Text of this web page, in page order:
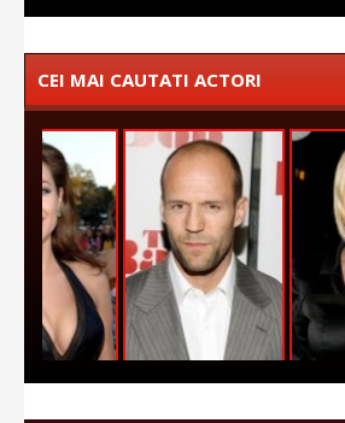
CEI MAI CAUTATI ACTORI